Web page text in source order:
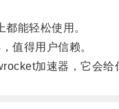
能轻松使用。
值得用户信赖。
加速器，它会给